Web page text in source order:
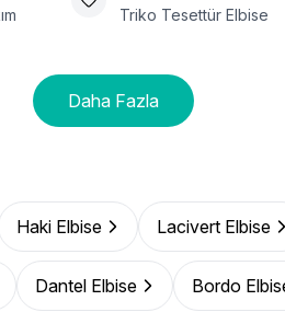
Triko Tesettür Elbise
Daha Fazla
Haki Elbise Lacivert Elbise
Dantel Elbise Bordo